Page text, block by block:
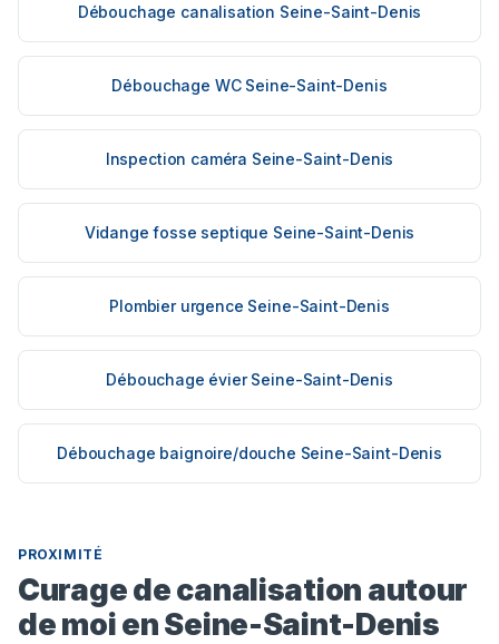
Débouchage canalisation Seine-Saint-Denis
Débouchage WC Seine-Saint-Denis
Inspection caméra Seine-Saint-Denis
Vidange fosse septique Seine-Saint-Denis
Plombier urgence Seine-Saint-Denis
Débouchage évier Seine-Saint-Denis
Débouchage baignoire/douche Seine-Saint-Denis
PROXIMITÉ
Curage de canalisation autour
de moi en Seine-Saint-Denis